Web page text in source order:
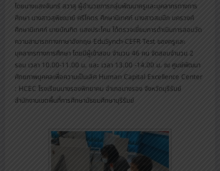
โดยนางแสงจันทร์ สวาสุ ผู้อำนวยการกลุ่มพัฒนาครูและบุคลากรทางการ
ศึกษา นางสาวสุพิชฌาย์ ศรีโคตร ศึกษานิเทศก์ นางสาวสมนึก นครวงศ์
ศึกษานิเทศก์ นายบัณฑิต แสงประโคน ได้ตรวจเยี่ยมการดำเนินการสอบวัด
ความสามารถทางภาษาอังกฤษ EduSynch-CEFR Test ของครูและ
บุคลากรทางการศึกษา โดยมีผู้เข้าสอบ จำนวน 46 คน จัดสอบจำนวน 2
รอบ เวลา 10.00-11.00 น. และ เวลา 13.00 -14.00 น. ณ ศูนย์พัฒนา
ศักยภาพบุคคลเพื่อความเป็นเลิศ Human Capital Excellence Center
: HCEC โรงเรียนนางรองพิทยาคม อำเภอนางรอง จังหวัดบุรีรัมย์
สำนักงานเขตพื้นที่การศึกษามัธยมศึกษาบุรีรัมย์